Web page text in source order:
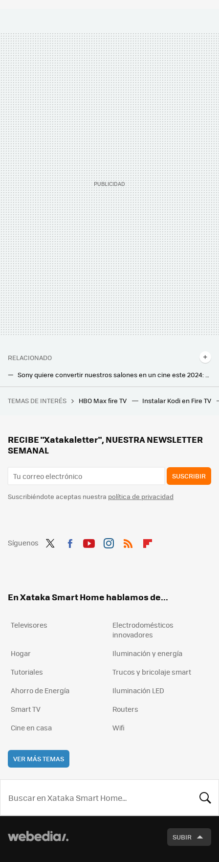
RELACIONADO
Sony quiere convertir nuestros salones en un cine este 2024: estrena nueva marca de audio y barras de sonido con lo último en tecnología
Esta brutal barra de sonido quiere tentar a los amantes del HiFi y del cine en casa: es enorme, potente y no necesita subwoofer
Argentina ha tomado la decisión de salud más polémica de 2025: decirle adiós a la OMS
TEMAS DE INTERÉS HBO Max fire TV Instalar Kodi en Fire TV
RECIBE "Xatakaletter", NUESTRA NEWSLETTER
SEMANAL
SUSCRIBIR
Suscribiéndote aceptas nuestra política de privacidad
Síguenos
En Xataka Smart Home hablamos de...
Televisores
Electrodomésticos
innovadores
Hogar
Iluminación y energía
Tutoriales
Trucos y bricolaje smart
Ahorro de Energía
Iluminación LED
Smart TV
Routers
Cine en casa
Wifi
VER MÁS TEMAS
SUBIR